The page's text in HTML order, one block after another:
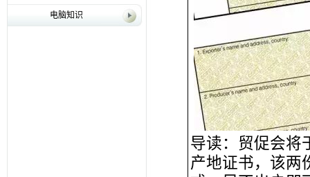
电脑知识
导读：贸促会将
产地证书，该两